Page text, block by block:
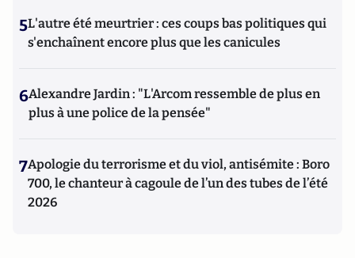
5L'autre été meurtrier : ces coups bas politiques qui
s'enchaînent encore plus que les canicules
6Alexandre Jardin : "L'Arcom ressemble de plus en
plus à une police de la pensée"
7Apologie du terrorisme et du viol, antisémite : Boro
700, le chanteur à cagoule de l’un des tubes de l’été
2026